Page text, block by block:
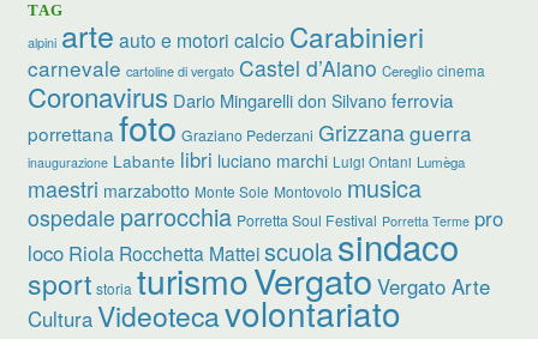
TAG
alpini arte auto e motori calcio Carabinieri
carnevale cartoline di vergato Castel d’Aiano Cereglio cinema
Coronavirus Dario Mingarelli don Silvano ferrovia
porrettana foto Graziano Pederzani Grizzanaguerra
inaugurazione Labante libri luciano marchi Luigi Ontani Lumèga
maestri marzabotto Monte Sole Montovolo musica
ospedale parrocchia Porretta Soul Festival Porretta Terme pro
loco Riola Rocchetta Matteiscuolasindaco
sport storia turismoVergato Vergato Arte
CulturaVideotecavolontariato